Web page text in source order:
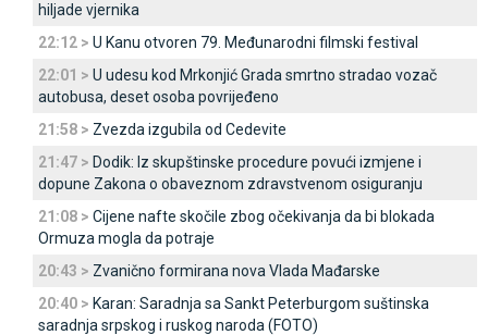
hiljade vjernika
22:12 > U Kanu otvoren 79. Međunarodni filmski festival
22:01 > U udesu kod Mrkonjić Grada smrtno stradao vozač
autobusa, deset osoba povrijeđeno
21:58 > Zvezda izgubila od Cedevite
21:47 > Dodik: Iz skupštinske procedure povući izmjene i
dopune Zakona o obaveznom zdravstvenom osiguranju
21:08 > Cijene nafte skočile zbog očekivanja da bi blokada
Ormuza mogla da potraje
20:43 > Zvanično formirana nova Vlada Mađarske
20:40 > Karan: Saradnja sa Sankt Peterburgom suštinska
saradnja srpskog i ruskog naroda (FOTO)